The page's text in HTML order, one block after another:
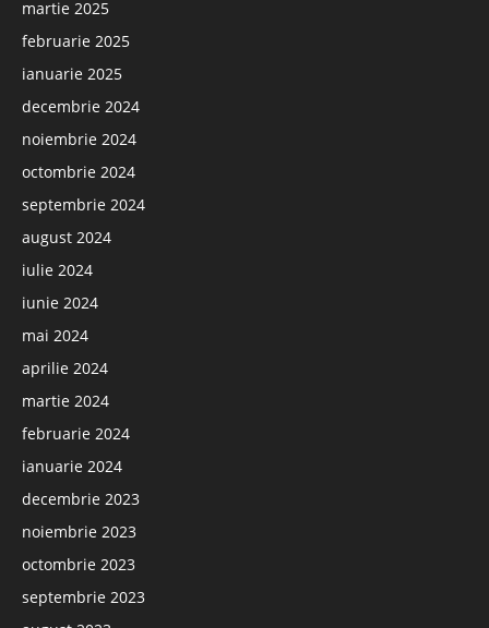
martie 2025
februarie 2025
ianuarie 2025
decembrie 2024
noiembrie 2024
octombrie 2024
septembrie 2024
august 2024
iulie 2024
iunie 2024
mai 2024
aprilie 2024
martie 2024
februarie 2024
ianuarie 2024
decembrie 2023
noiembrie 2023
octombrie 2023
septembrie 2023